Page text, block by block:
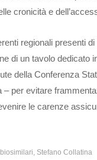
cronicità e
regionali presenti
di un tavolo dedicato
della Conferenza
– per evitare
le carenze
Stefano Collatina